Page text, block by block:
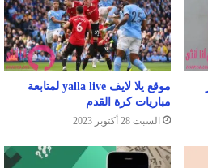
موقع يلا لايف yalla live لمتابعة
مباريات كرة القدم
السبت 28 أكتوبر 2023